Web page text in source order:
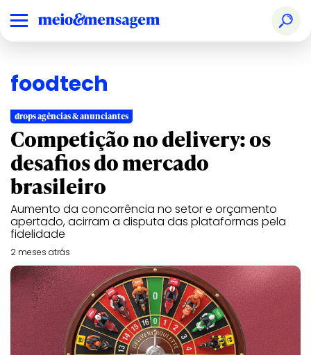
foodtech
drops agências & anunciantes
Competição no delivery: os
desafios do mercado
brasileiro
Aumento da concorrência no setor e orçamento
apertado, acirram a disputa das plataformas pela
fidelidade
2 meses atrás